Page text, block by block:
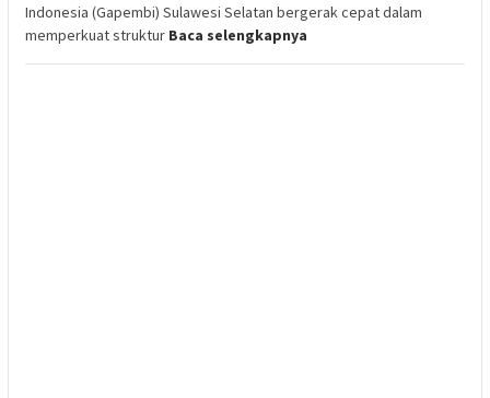
Indonesia (Gapembi) Sulawesi Selatan bergerak cepat dalam
memperkuat struktur Baca selengkapnya